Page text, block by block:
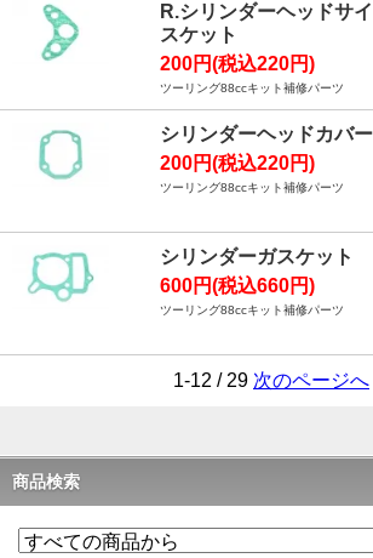
R.シリンダーヘッドサ
スケット
200円(税込220円)
ツーリング88ccキット補修パーツ
シリンダーヘッドカバ
200円(税込220円)
ツーリング88ccキット補修パーツ
シリンダーガスケット
600円(税込660円)
ツーリング88ccキット補修パーツ
1-12 / 29 次のページへ
商品検索